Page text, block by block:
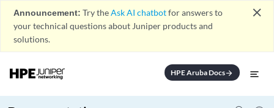
Announcement: Try theAsk AI chatbotfor answers to
your technical questions about Juniper products and
solutions.
close
HPE Aruba Docsarrow_forward